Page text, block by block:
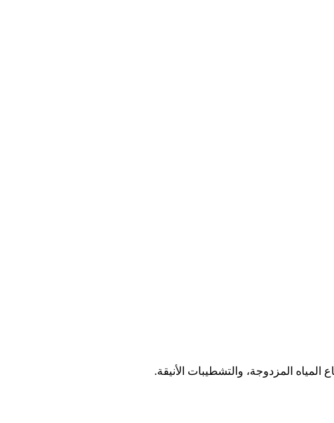
المزدوجة، والتشطيبات الأنيقة.